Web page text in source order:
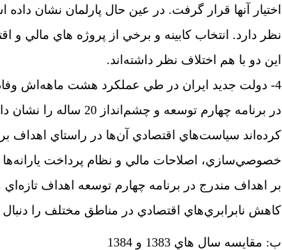
اختيار آنها قرار گرفت. در عين حال پارلمان نشان
نظر دارد. انتخاب كابينه و برخي از پروژه هاي مالي و
اين دو با هم اختلاف نظر داشته‌اند.
4- دولت جديد ايران در طي عملكرد هشت ماهه‌اش
در برنامه چهارم توسعه و
كرده‌اند سياست‌هاي اقتصادي آن‌ها در راستاي اهداف
خصوصي‌سازي، اصلاحات مالي و نظام پرداخت
بر اهداف مندرج در برنامه چهارم توسعه اهداف
كاهش نابرابري‌هاي اقتصادي در مناطق مختلف را دنبال
ب: مقايسه سال هاي 1383 و 1384